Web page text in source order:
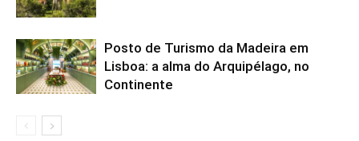
Posto de Turismo da Madeira em
Lisboa: a alma do Arquipélago, no
Continente